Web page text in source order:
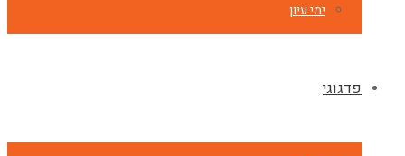
ימי עיון
פדגוגי